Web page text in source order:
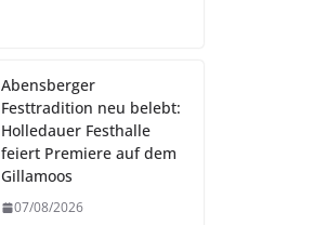
Abensberger
Festtradition neu belebt:
Holledauer Festhalle
feiert Premiere auf dem
Gillamoos
07/08/2026